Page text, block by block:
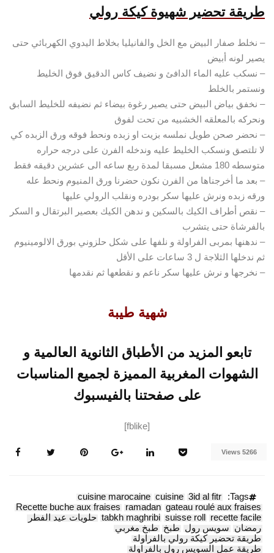
طريقة تحضير شهيوة كيكة رولي
– نخلط صفار البيض مع الخل والفانيليا بخلاط اليدوي الكهربائي حتى
يصير لونه أبيض
– نسكب عليه الماء الدافئ و نضيف كاس الدقيق فوق الخليط
ونستمر بالخلط
– نخفق بياض البيض حتى يصير رغوة بيضاء ثم نضيفه للخليط السابق
ونحركه بالمعلقه الخشبيه من تحت لفوق
– نحضر صحن طويل نملسه بزيت او زبده ونحط فوقه ورق الزبده كي
لا تلتصق ونسكب الخليط عليه وندخله الفرن على درجه حراره
متوسطه 180 مشعل مسبقا لمدة ربع ساعه الى عشرين دقيقه فقط
– بعد ما أخرجناها من الفرن نكون حضرنا ورق المنيوم ونحط عله
ورقه زبده ونرش عليها سكر بودره ونقلب الرولي عليها
– نقص أطراف الكيك بالسكين و ندهن الكيك بعصير البرتقال و السكر
بالفرشاة حتى يتشرب
– ندهنها بمربى الفراولة و نلفها على شكل حلزوني بورق الالومينيوم
ثم ندخلها الثلاجة ل 3 ساعات على الأقل
– نخرجها و نرش عليها سكر ناعم و نقطعها ثم نقدمها
شهية طيبة
تابعو المزيد من الأطباق الثانوية العالمية و
الشهوات المغربية المميزة لجميع المناسبات
على صفحتنا بالفيسبوك
[fblike]
5266 Views
Tags:
3id al fitr
cuisine
cuisine marocaine
gateau roulé aux fraises
ramadan
Recette buche aux fraises
recette facile
suisse roll
tabkh maghribi حلويات عيد الفطر
رمضان سويس رول طبخ طبخ مغربي
طريقة تحضير كيكة رولي بالفراولة
طريقة عمل السويس رول بالفراولة